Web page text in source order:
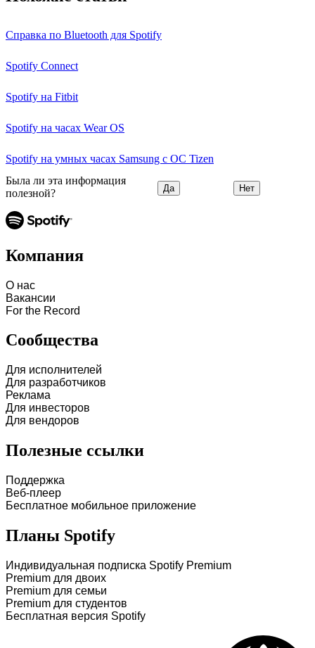
Справка по Bluetooth для Spotify
Spotify Connect
Spotify на Fitbit
Spotify на часах Wear OS
Spotify на умных часах Samsung с ОС Tizen
Была ли эта информация
полезной?
Да Нет
Компания
О нас
Вакансии
For the Record
Сообщества
Для исполнителей
Для разработчиков
Реклама
Для инвесторов
Для вендоров
Полезные ссылки
Поддержка
Веб-плеер
Бесплатное мобильное приложение
Планы Spotify
Индивидуальная подписка Spotify Premium
Premium для двоих
Premium для семьи
Premium для студентов
Бесплатная версия Spotify